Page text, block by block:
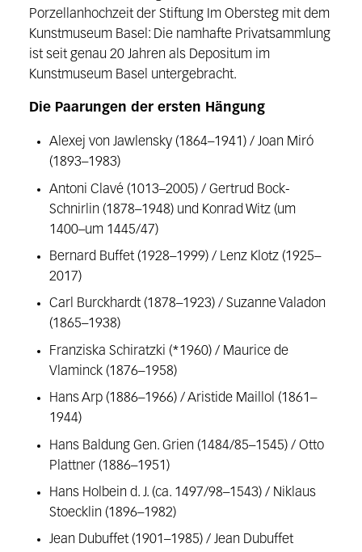
Porzellanhochzeit der Stiftung Im Obersteg mit dem
Kunstmuseum Basel: Die namhafte Privatsammlung
ist seit genau 20 Jahren als Depositum im
Kunstmuseum Basel untergebracht.
Die Paarungen der ersten Hängung
Alexej von Jawlensky (1864–1941) / Joan Miró
(1893–1983)
Antoni Clavé (1013–2005) / Gertrud Bock-
Schnirlin (1878–1948) und Konrad Witz (um
1400–um 1445/47)
Bernard Buffet (1928–1999) / Lenz Klotz (1925–
2017)
Carl Burckhardt (1878–1923) / Suzanne Valadon
(1865–1938)
Franziska Schiratzki (*1960) / Maurice de
Vlaminck (1876–1958)
Hans Arp (1886–1966) / Aristide Maillol (1861–
1944)
Hans Baldung Gen. Grien (1484/85–1545) / Otto
Plattner (1886–1951)
Hans Holbein d. J. (ca. 1497/98–1543) / Niklaus
Stoecklin (1896–1982)
Jean Dubuffet (1901–1985) / Jean Dubuffet